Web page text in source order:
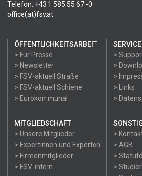
Telefon: +43 1 585 55 67 -0
office(at)fsv.at
ÖFFENTLICHKEITSARBEIT
> Für Presse
> Newsletter
> FSV-aktuell Straße
> FSV-aktuell Schiene
> Eurokommunal
SERVICE
>
>
>
> Links
>
MITGLIEDSCHAFT
> Unsere Mitglieder
> Expertinnen und Experten
> Firmenmitglieder
> FSV-intern
>
> AGB
>
>